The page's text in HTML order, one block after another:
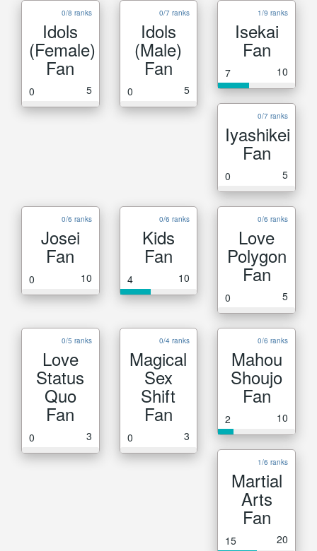
0/8 ranks
Idols
(Female)
Fan
0 5
0/7 ranks
Idols
(Male)
Fan
0 5
1/9 ranks
Isekai
Fan
7 10
0/7 ranks
Iyashikei
Fan
0 5
0/6 ranks
Josei
Fan
0 10
0/6 ranks
Kids
Fan
4 10
0/6 ranks
Love
Polygon
Fan
0 5
0/5 ranks
Love
Status
Quo
Fan
0 3
0/4 ranks
Magical
Sex
Shift
Fan
0 3
0/6 ranks
Mahou
Shoujo
Fan
2 10
1/6 ranks
Martial
Arts
Fan
15 20